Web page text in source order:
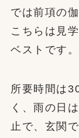
では前項の
こちらは見
ベストです。
所要時間は
く、雨の日
止で、玄関